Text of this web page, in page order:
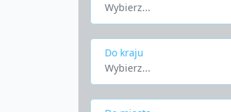
Wybierz...
Do kraju
Wybierz...